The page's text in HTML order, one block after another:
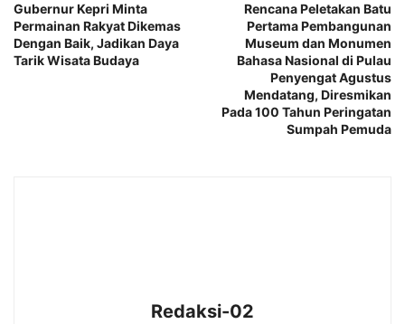
Gubernur Kepri Minta
Permainan Rakyat Dikemas
Dengan Baik, Jadikan Daya
Tarik Wisata Budaya
Rencana Peletakan Batu
Pertama Pembangunan
Museum dan Monumen
Bahasa Nasional di Pulau
Penyengat Agustus
Mendatang, Diresmikan
Pada 100 Tahun Peringatan
Sumpah Pemuda
Redaksi-02